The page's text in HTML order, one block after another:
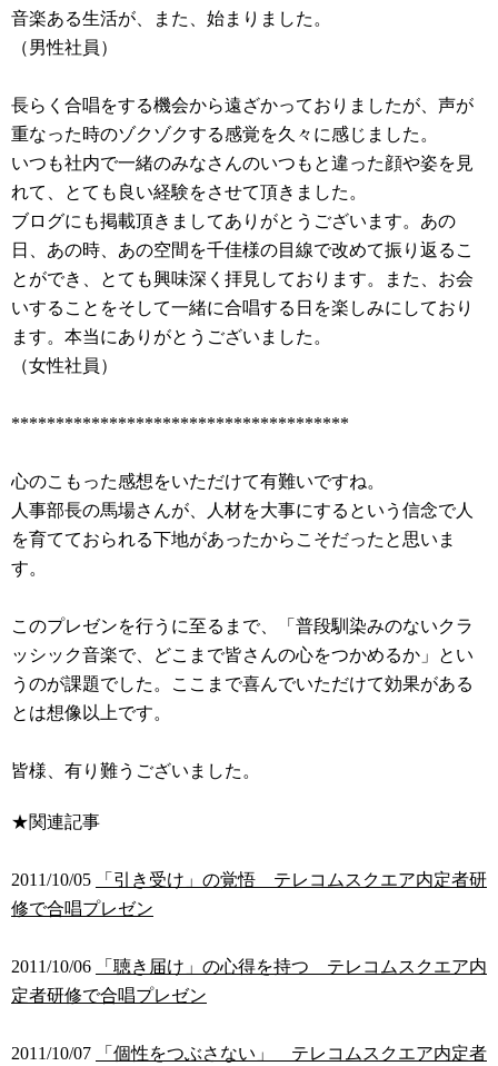
音楽ある生活が、また、始まりました。
（男性社員）
長らく合唱をする機会から遠ざかっておりましたが、声が
重なった時のゾクゾクする感覚を久々に感じました。
いつも社内で一緒のみなさんのいつもと違った顔や姿を見
れて、とても良い経験をさせて頂きました。
ブログにも掲載頂きましてありがとうございます。あの
日、あの時、あの空間を千佳様の目線で改めて振り返るこ
とができ、とても興味深く拝見しております。また、お会
いすることをそして一緒に合唱する日を楽しみにしており
ます。本当にありがとうございました。
（女性社員）
**************************************
心のこもった感想をいただけて有難いですね。
人事部長の馬場さんが、人材を大事にするという信念で人
を育てておられる下地があったからこそだったと思いま
す。
このプレゼンを行うに至るまで、「普段馴染みのないクラ
ッシック音楽で、どこまで皆さんの心をつかめるか」とい
うのが課題でした。ここまで喜んでいただけて効果がある
とは想像以上です。
皆様、有り難うございました。
★関連記事
2011/10/05
「引き受け」の覚悟 テレコムスクエア内定者研
修で合唱プレゼン
2011/10/06
「聴き届け」の心得を持つ テレコムスクエア内
定者研修で合唱プレゼン
2011/10/07 「個性をつぶさない」 テレコムスクエア内定者